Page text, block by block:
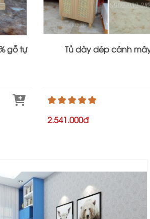
gỗ tự
Tủ dày dép cánh
2.541.000đ